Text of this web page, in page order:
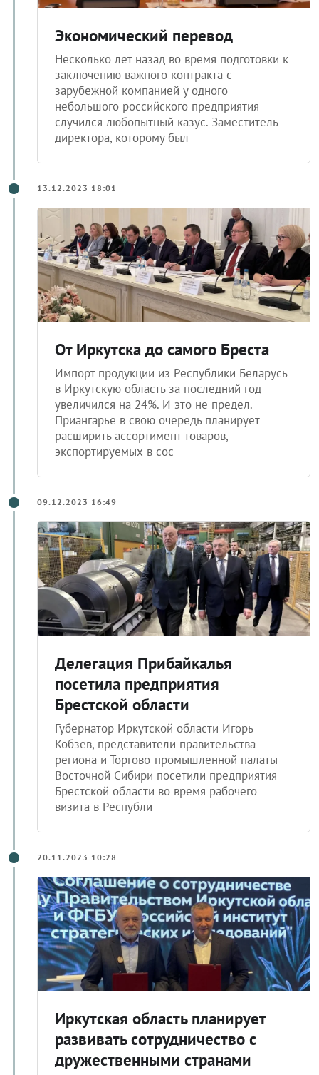
Экономический перевод
Несколько лет назад во время подготовки к
заключению важного контракта с
зарубежной компанией у одного
небольшого российского предприятия
случился любопытный казус. Заместитель
директора, которому был
13.12.2023 18:01
От Иркутска до самого Бреста
Импорт продукции из Республики Беларусь
в Иркутскую область за последний год
увеличился на 24%. И это не предел.
Приангарье в свою очередь планирует
расширить ассортимент товаров,
экспортируемых в сос
09.12.2023 16:49
Делегация Прибайкалья
посетила предприятия
Брестской области
Губернатор Иркутской области Игорь
Кобзев, представители правительства
региона и Торгово-промышленной палаты
Восточной Сибири посетили предприятия
Брестской области во время рабочего
визита в Республи
20.11.2023 10:28
Иркутская область планирует
развивать сотрудничество с
дружественными странами